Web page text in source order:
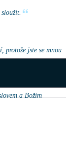
protože jste se mnou
a Božím